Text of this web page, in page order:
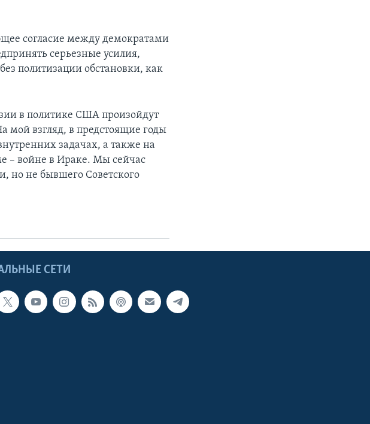
согласие между демократами
серьезные усилия,
политизации обстановки, как
в политике США произойдут
мой взгляд, в предстоящие годы
задачах, а также на
– войне в Ираке. Мы сейчас
но не бывшего Советского
СЕТИ